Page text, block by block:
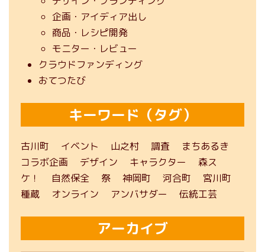
企画・アイディア出し
商品・レシピ開発
モニター・レビュー
クラウドファンディング
おてつたび
キーワード（タグ）
古川町 イベント 山之村 調査
まちあるき
コラボ企画
デザイン キャラクター
森ス
ケ！
自然保全 祭 神岡町 河合町
宮川町
種蔵
オンライン アンバサダー 伝統工芸
アーカイブ